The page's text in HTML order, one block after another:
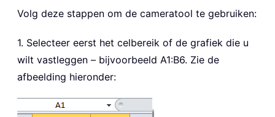
Volg deze stappen om de cameratool te gebruiken:
1. Selecteer eerst het celbereik of de grafiek die u
wilt vastleggen – bijvoorbeeld A1:B6. Zie de
afbeelding hieronder: